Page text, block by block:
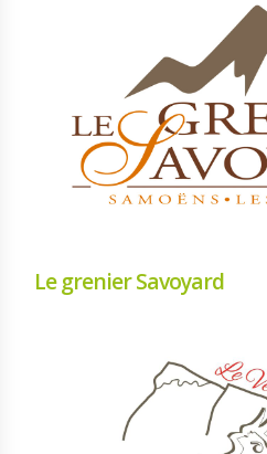
Le grenier Savoyard